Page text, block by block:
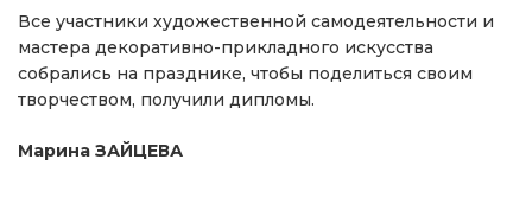
Все участники художественной самодеятельности и
мастера декоративно-прикладного искусства
собрались на празднике, чтобы поделиться своим
творчеством, получили дипломы.
Марина ЗАЙЦЕВА